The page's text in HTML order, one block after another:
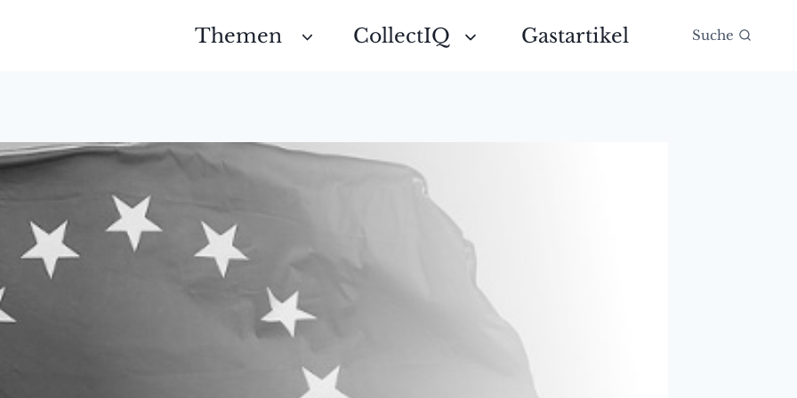
Themen CollectIQ Gastartikel Suche